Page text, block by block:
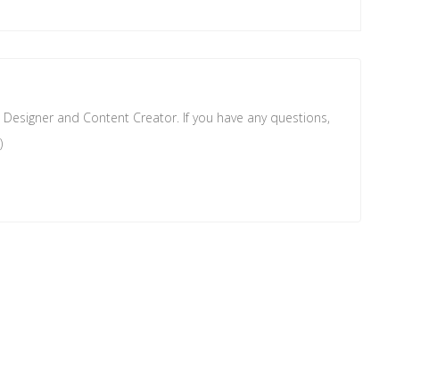
and Content Creator. If you have any questions,